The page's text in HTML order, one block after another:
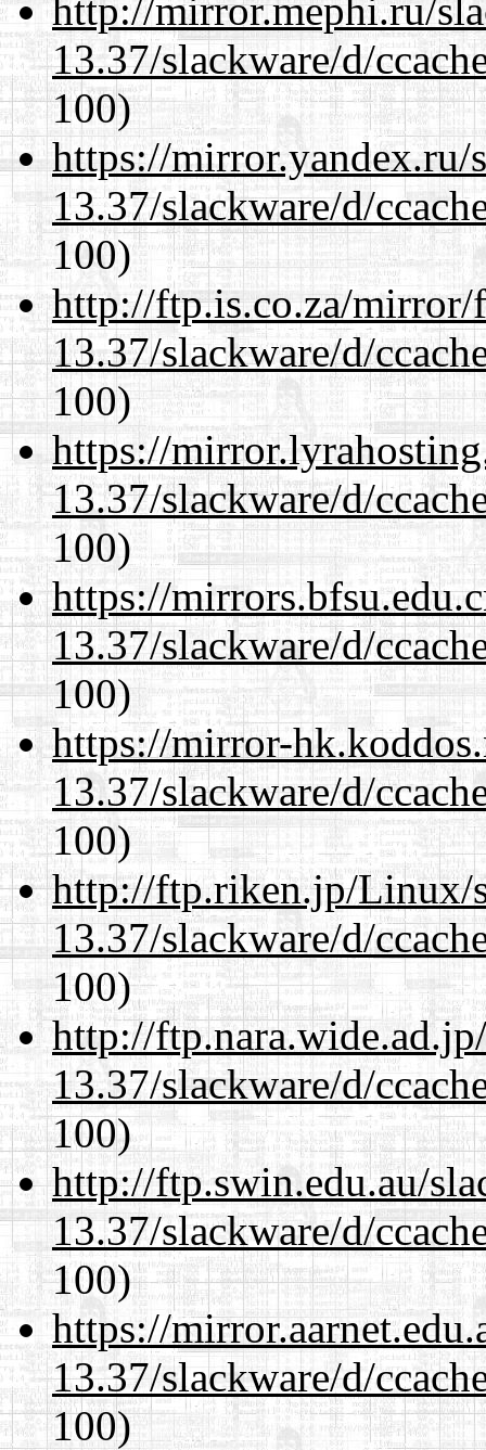
http://mirror.mephi.ru/
13.37/slackware/d/
100)
https://mirror.yandex.ru/
13.37/slackware/d/
100)
http://ftp.is.co.za/mirror/
13.37/slackware/d/
100)
https://
13.37/slackware/d/
100)
https://
13.37/slackware/d/
100)
https://mirror-
13.37/slackware/d/
100)
http://ftp.riken.jp/Linux/
13.37/slackware/d/
100)
http://
13.37/slackware/d/
100)
http://ftp.swin.edu.au/
13.37/slackware/d/
100)
https://
13.37/slackware/d/
100)